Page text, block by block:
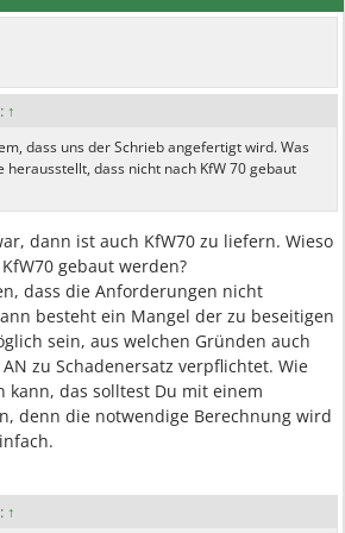
↑
dass uns der Schrieb angefertigt wird. Was
herausstellt, dass nicht nach KfW 70 gebaut
dann ist auch KfW70 zu liefern. Wieso
gebaut werden?
dass die Anforderungen nicht
besteht ein Mangel der zu beseitigen
sein, aus welchen Gründen auch
zu Schadenersatz verpflichtet. Wie
kann, das solltest Du mit einem
denn die notwendige Berechnung wird
↑